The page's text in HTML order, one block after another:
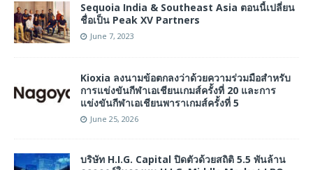
Sequoia India & Southeast Asia ตอนนี้เปลี่ยน
ชื่อเป็น Peak XV Partners
June 7, 2023
Kioxia ลงนามข้อตกลงว่าด้วยความร่วมมือสำหรับ
การแข่งขันกีฬาเอเชียนเกมส์ครั้งที่ 20 และการ
แข่งขันกีฬาเอเชียนพาราเกมส์ครั้งที่ 5
June 25, 2026
บริษัท H.I.G. Capital ปิดตัวด้วยสถิติ 5.5 พันล้าน